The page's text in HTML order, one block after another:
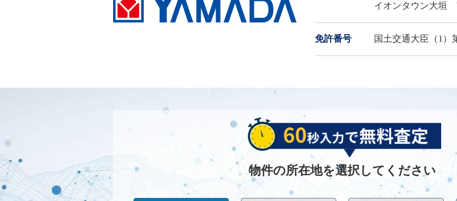
イオンタウン大垣
免許番号 国土交通大臣（1）
物件の所在地を選択してください